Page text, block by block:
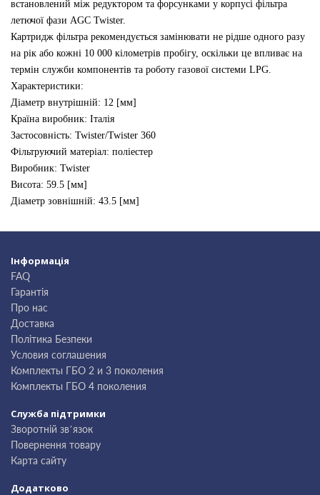
встановлений між редуктором та форсунками у корпусі фільтра
летючої фази AGC Twister.
Картридж фільтра рекомендується замінювати не рідше одного разу
на рік або кожні 10 000 кілометрів пробігу, оскільки це впливає на
термін служби компонентів та роботу газової системи LPG.
Характеристики:
Діаметр внутрішній: 12 [мм]
Країна виробник: Італія
Застосовність: Twister/Twister 360
Фільтруючий матеріал: поліестер
Виробник: Twister
Висота: 59.5 [мм]
Діаметр зовнішній: 43.5 [мм]
Інформація
FAQ
Гарантія
Про нас
Доставка
Політика Безпеки
Условия соглашения
Комплекты ГБО 2 и 3 поколения
Комплекты ГБО 4 поколения
Служба підтримки
Зворотній зв’язок
Повернення товару
Карта сайту
Додатково